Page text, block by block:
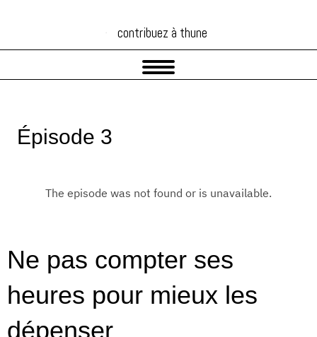
contribuez à thune
contribuez à thune
Épisode 3
Ne pas compter ses
heures pour mieux les
dépenser